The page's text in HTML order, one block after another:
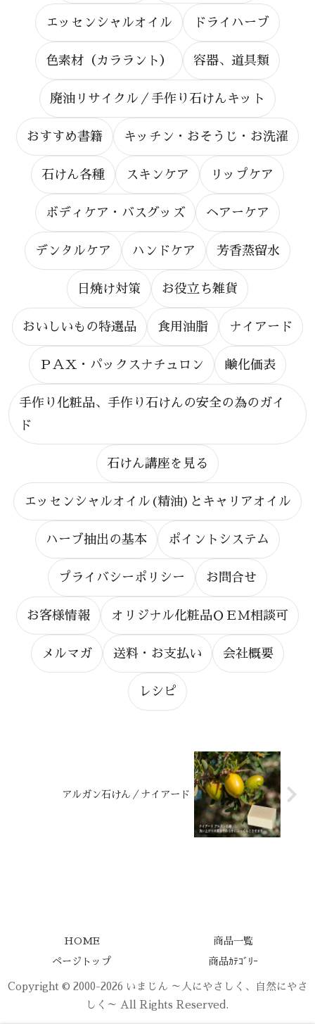
エッセンシャルオイル ドライハーブ
色素材（カララント） 容器、道具類
廃油リサイクル／手作り石けんキット
おすすめ書籍 キッチン・おそうじ・お洗濯
石けん各種 スキンケア リップケア
ボディケア・バスグッズ ヘアーケア
デンタルケア ハンドケア 芳香蒸留水
日焼け対策 お役立ち雑貨
おいしいもの特選品 食用油脂 ナイアード
ＰＡＸ・パックスナチュロン 鹸化価表
手作り化粧品、手作り石けんの安全の為のガイ
ド
石けん講座を見る
エッセンシャルオイル(精油)とキャリアオイル
ハーブ抽出の基本 ポイントシステム
プライバシーポリシー お問合せ
お客様情報 オリジナル化粧品ＯＥＭ相談可
メルマガ 送料・お支払い 会社概要
レシピ
アルガン石けん／ナイアード
HOME 商品一覧
ページトップ 商品ｶﾃｺﾞﾘｰ
Copyright © 2000-2026 いまじん ～人にやさしく、自然にやさ
しく～ All Rights Reserved.